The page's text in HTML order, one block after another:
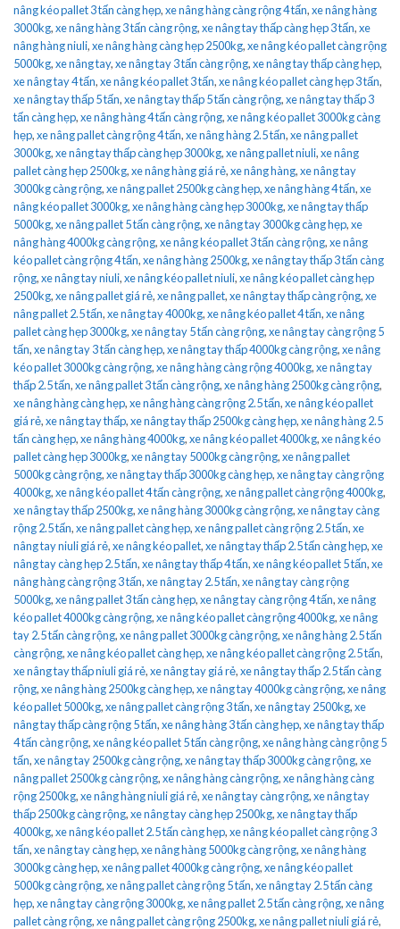
nâng kéo pallet 3 tấn càng hẹp,xe nâng hàng càng rộng 4 tấn,xe nâng hàng
3000kg,xe nâng hàng 3 tấn càng rộng,xe nâng tay thấp càng hẹp 3 tấn,xe
nâng hàng niuli,xe nâng hàng càng hẹp 2500kg,xe nâng kéo pallet càng rộng
5000kg,xe nâng tay,xe nâng tay 3 tấn càng rộng,xe nâng tay thấp càng hẹp,
xe nâng tay 4 tấn,xe nâng kéo pallet 3 tấn,xe nâng kéo pallet càng hẹp 3 tấn,
xe nâng tay thấp 5 tấn,xe nâng tay thấp 5 tấn càng rộng,xe nâng tay thấp 3
tấn càng hẹp,xe nâng hàng 4 tấn càng rộng,xe nâng kéo pallet 3000kg càng
hẹp,xe nâng pallet càng rộng 4 tấn,xe nâng hàng 2.5 tấn,xe nâng pallet
3000kg,xe nâng tay thấp càng hẹp 3000kg,xe nâng pallet niuli,xe nâng
pallet càng hẹp 2500kg,xe nâng hàng giá rẻ,xe nâng hàng,xe nâng tay
3000kg càng rộng,xe nâng pallet 2500kg càng hẹp,xe nâng hàng 4 tấn,xe
nâng kéo pallet 3000kg,xe nâng hàng càng hẹp 3000kg,xe nâng tay thấp
5000kg,xe nâng pallet 5 tấn càng rộng,xe nâng tay 3000kg càng hẹp,xe
nâng hàng 4000kg càng rộng,xe nâng kéo pallet 3 tấn càng rộng,xe nâng
kéo pallet càng rộng 4 tấn,xe nâng hàng 2500kg,xe nâng tay thấp 3 tấn càng
rộng,xe nâng tay niuli,xe nâng kéo pallet niuli,xe nâng kéo pallet càng hẹp
2500kg,xe nâng pallet giá rẻ,xe nâng pallet,xe nâng tay thấp càng rộng,xe
nâng pallet 2.5 tấn,xe nâng tay 4000kg,xe nâng kéo pallet 4 tấn,xe nâng
pallet càng hẹp 3000kg,xe nâng tay 5 tấn càng rộng,xe nâng tay càng rộng 5
tấn,xe nâng tay 3 tấn càng hẹp,xe nâng tay thấp 4000kg càng rộng,xe nâng
kéo pallet 3000kg càng rộng,xe nâng hàng càng rộng 4000kg,xe nâng tay
thấp 2.5 tấn,xe nâng pallet 3 tấn càng rộng,xe nâng hàng 2500kg càng rộng,
xe nâng hàng càng hẹp,xe nâng hàng càng rộng 2.5 tấn,xe nâng kéo pallet
giá rẻ,xe nâng tay thấp,xe nâng tay thấp 2500kg càng hẹp,xe nâng hàng 2.5
tấn càng hẹp,xe nâng hàng 4000kg,xe nâng kéo pallet 4000kg,xe nâng kéo
pallet càng hẹp 3000kg,xe nâng tay 5000kg càng rộng,xe nâng pallet
5000kg càng rộng,xe nâng tay thấp 3000kg càng hẹp,xe nâng tay càng rộng
4000kg,xe nâng kéo pallet 4 tấn càng rộng,xe nâng pallet càng rộng 4000kg,
xe nâng tay thấp 2500kg,xe nâng hàng 3000kg càng rộng,xe nâng tay càng
rộng 2.5 tấn,xe nâng pallet càng hẹp,xe nâng pallet càng rộng 2.5 tấn,xe
nâng tay niuli giá rẻ,xe nâng kéo pallet,xe nâng tay thấp 2.5 tấn càng hẹp,xe
nâng tay càng hẹp 2.5 tấn,xe nâng tay thấp 4 tấn,xe nâng kéo pallet 5 tấn,xe
nâng hàng càng rộng 3 tấn,xe nâng tay 2.5 tấn,xe nâng tay càng rộng
5000kg,xe nâng pallet 3 tấn càng hẹp,xe nâng tay càng rộng 4 tấn,xe nâng
kéo pallet 4000kg càng rộng,xe nâng kéo pallet càng rộng 4000kg,xe nâng
tay 2.5 tấn càng rộng,xe nâng pallet 3000kg càng rộng,xe nâng hàng 2.5 tấn
càng rộng,xe nâng kéo pallet càng hẹp,xe nâng kéo pallet càng rộng 2.5 tấn,
xe nâng tay thấp niuli giá rẻ,xe nâng tay giá rẻ,xe nâng tay thấp 2.5 tấn càng
rộng,xe nâng hàng 2500kg càng hẹp,xe nâng tay 4000kg càng rộng,xe nâng
kéo pallet 5000kg,xe nâng pallet càng rộng 3 tấn,xe nâng tay 2500kg,xe
nâng tay thấp càng rộng 5 tấn,xe nâng hàng 3 tấn càng hẹp,xe nâng tay thấp
4 tấn càng rộng,xe nâng kéo pallet 5 tấn càng rộng,xe nâng hàng càng rộng 5
tấn,xe nâng tay 2500kg càng rộng,xe nâng tay thấp 3000kg càng rộng,xe
nâng pallet 2500kg càng rộng,xe nâng hàng càng rộng,xe nâng hàng càng
rộng 2500kg,xe nâng hàng niuli giá rẻ,xe nâng tay càng rộng,xe nâng tay
thấp 2500kg càng rộng,xe nâng tay càng hẹp 2500kg,xe nâng tay thấp
4000kg,xe nâng kéo pallet 2.5 tấn càng hẹp,xe nâng kéo pallet càng rộng 3
tấn,xe nâng tay càng hẹp,xe nâng hàng 5000kg càng rộng,xe nâng hàng
3000kg càng hẹp,xe nâng pallet 4000kg càng rộng,xe nâng kéo pallet
5000kg càng rộng,xe nâng pallet càng rộng 5 tấn,xe nâng tay 2.5 tấn càng
hẹp,xe nâng tay càng rộng 3000kg,xe nâng pallet 2.5 tấn càng rộng,xe nâng
pallet càng rộng,xe nâng pallet càng rộng 2500kg,xe nâng pallet niuli giá rẻ,